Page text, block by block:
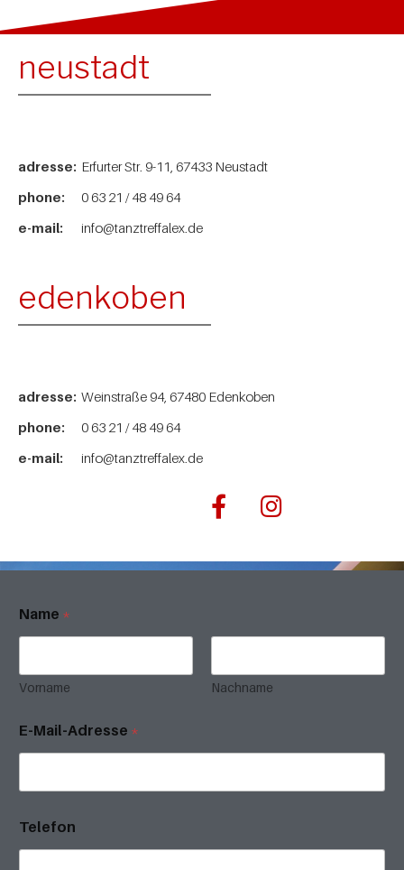
neustadt
adresse: Erfurter Str. 9-11, 67433 Neustadt
phone:
0 63 21 / 48 49 64
e-mail:
info@tanztreffalex.de
edenkoben
adresse: Weinstraße 94, 67480 Edenkoben
phone:
0 63 21 / 48 49 64
e-mail:
info@tanztreffalex.de
Name *
Vorname Nachname
E-Mail-Adresse *
Telefon